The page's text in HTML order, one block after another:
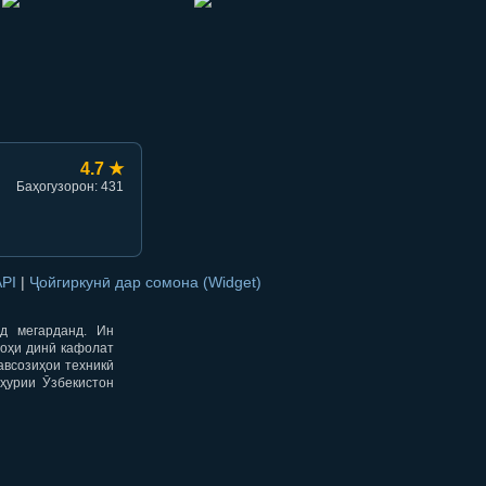
4.7 ★
Баҳогузорон: 431
| Ҷойгиркунӣ дар сомона (Widget)
мегарданд. Ин
динӣ кафолат
техникӣ
Ӯзбекистон